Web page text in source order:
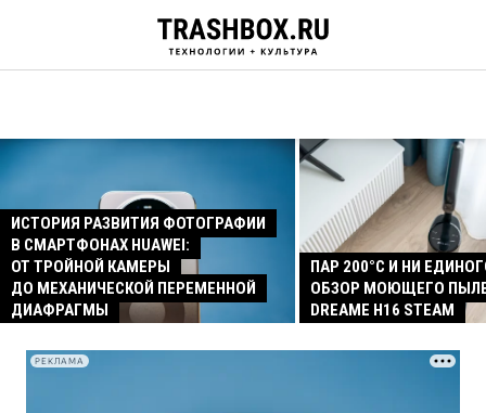
ИСТОРИЯ РАЗВИТИЯ ФОТОГРАФИИ
В СМАРТФОНАХ HUAWEI:
ОТ ТРОЙНОЙ КАМЕРЫ
ДО МЕХАНИЧЕСКОЙ ПЕРЕМЕННОЙ
ДИАФРАГМЫ
ПАР 200°C И НИ
ОБЗОР МОЮЩЕГО
DREAME H16 STEAM
РЕКЛАМА